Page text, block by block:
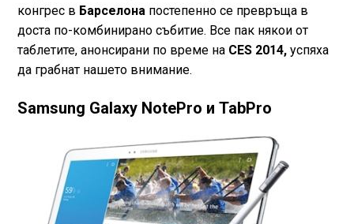
конгрес в Барселонапостепенно се превръща в
доста по-комбинирано събитие. Все пак някои от
таблетите, анонсирани по време на CES 2014,успяха
да грабнат нашето внимание.
Samsung Galaxy NotePro и TabPro